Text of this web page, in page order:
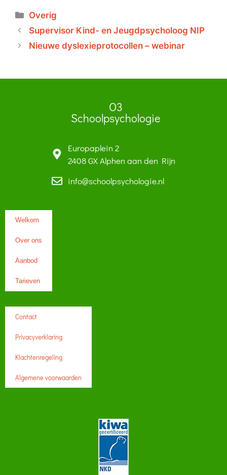
Overig
Supervisor Kind- en Jeugdpsycholoog NIP
Nieuwe dyslexieprotocollen – webinar
O3
Schoolpsychologie
Europaplein 2
2408 GX Alphen aan den Rijn
info@schoolpsychologie.nl
Welkom
Over ons
Aanbod
Tarieven
Contact
Privacyverklaring
Klachtenregeling
Algemene voorwaarden